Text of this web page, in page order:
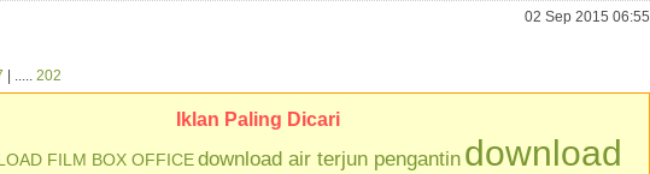
02 Sep 2015 06:55
| ..... 202
Iklan Paling Dicari
FILM BOX OFFICEdownload air terjun pengantin download